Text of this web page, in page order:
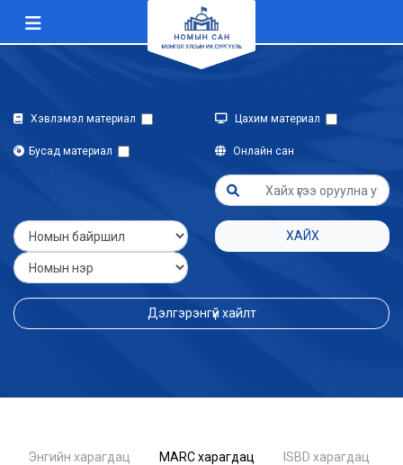
Хэвлэмэл материал Цахим материал
Бусад материал Онлайн сан
ХАЙХ
Дэлгэрэнгүй хайлт
Энгийн харагдац MARC харагдац ISBD харагдац